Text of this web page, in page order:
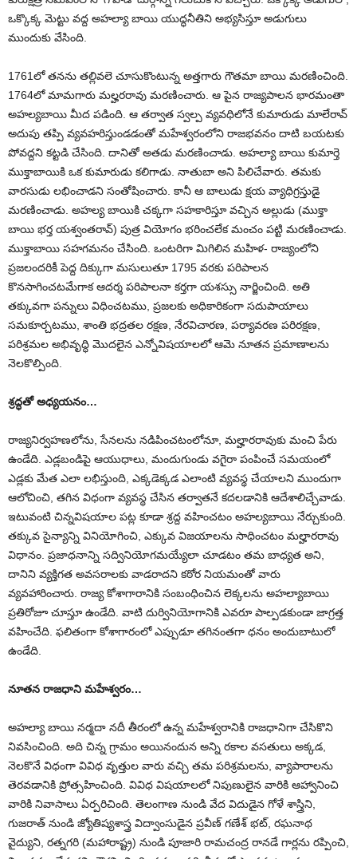
ఒక్కొక్క మెట్టు వద్ద అహల్యా బాయి యుద్ధనీతిని అభ్యసిస్తూ అడుగులు
ముందుకు వేసింది.
1761లో తనను తల్లివలె చూసుకొంటున్న అత్తగారు గౌతమా బాయి మరణించింది.
1764లో మామగారు మల్హరరావు మరణించారు. ఆ పైన రాజ్యపాలన భారమంతా
అహల్యబాయి మీద పడింది. ఆ తర్వాత స్వల్ప వ్యవధిలోనే కుమారుడు మాలేరావ్
అదుపు తప్పి వ్యవహరిస్తుండడంతో మహేశ్వరంలోని రాజభవనం దాటి బయటకు
పోవద్దని కట్టడి చేసింది. దానితో అతడు మరణించాడు. అహల్యా బాయి కుమార్తె
ముక్తాబాయికి ఒక కుమారుడు కలిగాడు. నాతుబా అని పిలిచేవారు. తమకు
వారసుడు లభించాడని సంతోషించారు. కానీ ఆ బాలుడు క్షయ వ్యాధిగ్రస్తుడై
మరణించాడు. అహల్య బాయికి చక్కగా సహకారిస్తూ వచ్చిన అల్లుడు (ముక్తా
బాయి భర్త యశ్వంతరావ్) పుత్ర వియోగం భరించలేక మంచం పట్టి మరణించాడు.
ముక్తాబాయి సహగమనం చేసింది. ఒంటరిగా మిగిలిన మహిళ- రాజ్యంలోని
ప్రజలందరికీ పెద్ద దిక్కుగా మసులుతూ 1795 వరకు పరిపాలన
కొనసాగించటమేగాక ఆదర్శ పరిపాలనా కర్తగా యశస్సు నార్జించింది. అతి
తక్కువగా పన్నులు విధించటము, ప్రజలకు అధికారికంగా సదుపాయాలు
సమకూర్చటము, శాంతి భద్రతల రక్షణ, నేరవిచారణ, పర్యావరణ పరిరక్షణ,
పరిశ్రమల అభివృద్ధి మొదలైన ఎన్నోవిషయాలలో ఆమె నూతన ప్రమాణాలను
నెలకొల్పింది.
శ్రద్ధతో అధ్యయనం…
రాజ్యనిర్వహణలోను, సేనలను నడిపించటంలోనూ, మల్హారరావుకు మంచి పేరు
ఉండేది. ఎడ్లబండిపై ఆయుధాలు, మందుగుండు వగైరా పంపించే సమయంలో
ఎడ్లకు మేత ఎలా లభిస్తుంది, ఎక్కడెక్కడ ఎలాంటి వ్యవస్థ చేయాలని ముందుగా
ఆలోచించి, తగిన విధంగా వ్యవస్థ చేసిన తర్వాతనే కదలడానికి ఆదేశాలిచ్చేవాడు.
ఇటువంటి చిన్నవిషయాల పట్ల కూడా శ్రద్ద వహించటం అహల్యబాయి నేర్చుకుంది.
తక్కువ సైన్యాన్ని వినియోగించి, ఎక్కువ విజయాలను సాధించటం మల్హారరావు
విధానం. ప్రజాధనాన్ని సద్వినియోగమయ్యేలా చూడటం తమ బాధ్యత అని,
దానిని వ్యక్తిగత అవసరాలకు వాడరాదని కఠోర నియమంతో వారు
వ్యవహారించారు. రాజ్య కోశాగారానికి సంబంధించిన లెక్కలను అహల్యాబాయి
ప్రతిరోజూ చూస్తూ ఉండేది. వాటి దుర్వినియోగానికి ఎవరూ పాల్పడకుండా జాగ్రత్త
వహించేది. ఫలితంగా కోశాగారంలో ఎప్పుడూ తగినంతగా ధనం అందుబాటులో
ఉండేది.
నూతన రాజధాని మహేశ్వరం…
అహల్యా బాయి నర్మదా నదీ తీరంలో ఉన్న మహేశ్వరానికి రాజధానిగా చేసికొని
నివసించింది. అది చిన్న గ్రామం అయినందున అన్ని రకాల వసతులు అక్కడ,
నెలకొనే విధంగా వివిధ వృత్తుల వారు వచ్చి తమ పరిశ్రమలను, వ్యాపారాలను
తెరవడానికి ప్రోత్సహించింది. వివిధ విషయాలలో నిపుణులైన వారికి ఆహ్వానించి
వారికి నివాసాలు ఏర్పరిచింది. తెలంగాణ నుండి వేద విదుడైన గోళే శాస్త్రిని,
గుజరాత్ నుండి జ్యోతిష్యశాస్త్ర విద్వాంసుడైన ప్రవీణ్ గణేశ్ భట్, రఘనాథ
వైద్యుని, రత్నగరి (మహారాష్ట్ర) నుండి పూజారి రామచంద్ర రానడే గార్లను రప్పించి,